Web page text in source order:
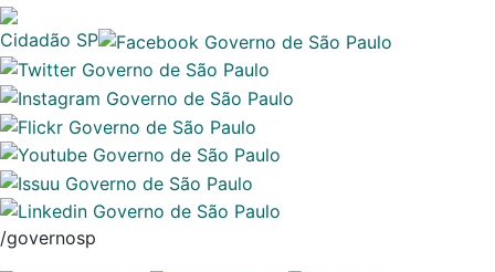
Cidadão SP
/governosp